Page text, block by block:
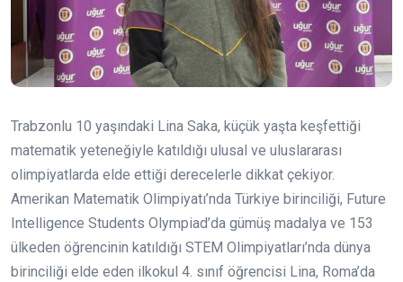
Trabzonlu 10 yaşındaki Lina Saka, küçük yaşta keşfettiği
matematik yeteneğiyle katıldığı ulusal ve uluslararası
olimpiyatlarda elde ettiği derecelerle dikkat çekiyor.
Amerikan Matematik Olimpiyatı’nda Türkiye birinciliği, Future
Intelligence Students Olympiad’da gümüş madalya ve 153
ülkeden öğrencinin katıldığı STEM Olimpiyatları’nda dünya
birinciliği elde eden ilkokul 4. sınıf öğrencisi Lina, Roma’da